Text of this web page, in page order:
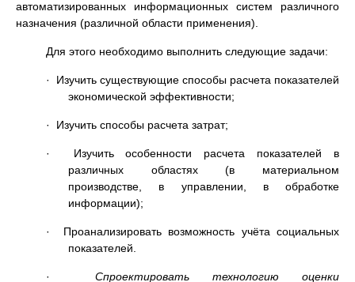
автоматизированных информационных систем различного
назначения (различной области применения).
Для этого необходимо выполнить следующие задачи:
· Изучить существующие способы расчета показателей
экономической эффективности;
· Изучить способы расчета затрат;
· Изучить особенности расчета показателей в
различных областях (в материальном
производстве, в управлении, в обработке
информации);
· Проанализировать возможность учёта социальных
показателей.
·Спроектировать технологию оценки